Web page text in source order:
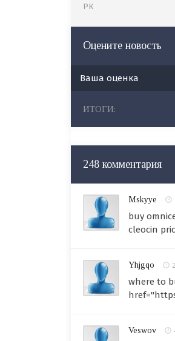
РК
Оцените новость
Ваша оценка
ИТОГИ:
248 комментария
Mskyye
buy
cleocin
Yhjgqo
where to
Veswov